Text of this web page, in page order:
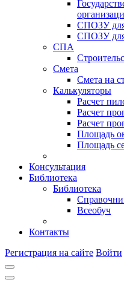
СПОЗУ
СПОЗУ
СПА
Смета
Смета на
Калькуляторы
Расчет
Расчет
Расчет
Площадь
Площадь
Консультация
Библиотека
Библиотека
Всеобуч
Контакты
Регистрация на сайте Войти